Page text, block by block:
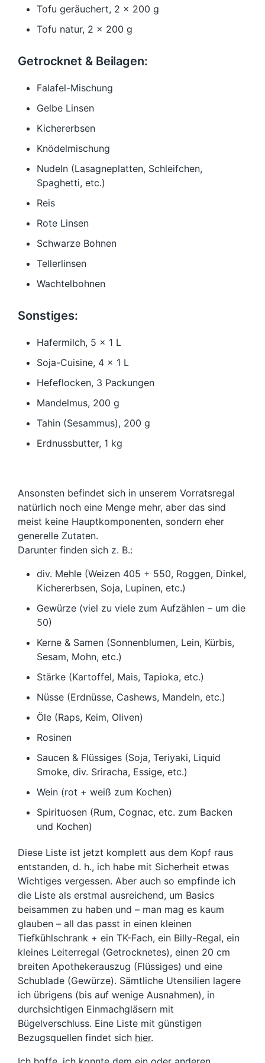
Tofu geräuchert, 2 x 200 g
Tofu natur, 2 x 200 g
Getrocknet & Beilagen:
Falafel-Mischung
Gelbe Linsen
Kichererbsen
Knödelmischung
Nudeln (Lasagneplatten, Schleifchen,
Spaghetti, etc.)
Reis
Rote Linsen
Schwarze Bohnen
Tellerlinsen
Wachtelbohnen
Sonstiges:
Hafermilch, 5 x 1 L
Soja-Cuisine, 4 x 1 L
Hefeflocken, 3 Packungen
Mandelmus, 200 g
Tahin (Sesammus), 200 g
Erdnussbutter, 1 kg
Ansonsten befindet sich in unserem Vorratsregal
natürlich noch eine Menge mehr, aber das sind
meist keine Hauptkomponenten, sondern eher
generelle Zutaten.
Darunter finden sich z. B.:
div. Mehle (Weizen 405 + 550, Roggen, Dinkel,
Kichererbsen, Soja, Lupinen, etc.)
Gewürze (viel zu viele zum Aufzählen – um die
50)
Kerne & Samen (Sonnenblumen, Lein, Kürbis,
Sesam, Mohn, etc.)
Stärke (Kartoffel, Mais, Tapioka, etc.)
Nüsse (Erdnüsse, Cashews, Mandeln, etc.)
Öle (Raps, Keim, Oliven)
Rosinen
Saucen & Flüssiges (Soja, Teriyaki, Liquid
Smoke, div. Sriracha, Essige, etc.)
Wein (rot + weiß zum Kochen)
Spirituosen (Rum, Cognac, etc. zum Backen
und Kochen)
Diese Liste ist jetzt komplett aus dem Kopf raus
entstanden, d. h., ich habe mit Sicherheit etwas
Wichtiges vergessen. Aber auch so empfinde ich
die Liste als erstmal ausreichend, um Basics
beisammen zu haben und – man mag es kaum
glauben – all das passt in einen kleinen
Tiefkühlschrank + ein TK-Fach, ein Billy-Regal, ein
kleines Leiterregal (Getrocknetes), einen 20 cm
breiten Apothekerauszug (Flüssiges) und eine
Schublade (Gewürze). Sämtliche Utensilien lagere
ich übrigens (bis auf wenige Ausnahmen), in
durchsichtigen Einmachgläsern mit
Bügelverschluss. Eine Liste mit günstigen
Bezugsquellen findet sich hier.